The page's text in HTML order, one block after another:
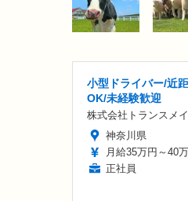
小型ドライバー/近
OK/未経験歓迎
株式会社トランスメ
神奈川県
月給35万円～40
正社員